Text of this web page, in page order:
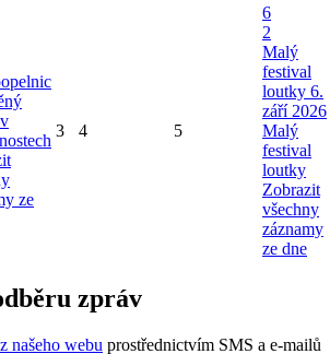
ze
3 4 5
6
2
Malý
festival
loutky 6.
září 2026
Malý
festival
loutky
Zobrazit
všechny
záznamy
ze dne
zpráv
našeho webu prostřednictvím SMS a e-mailů